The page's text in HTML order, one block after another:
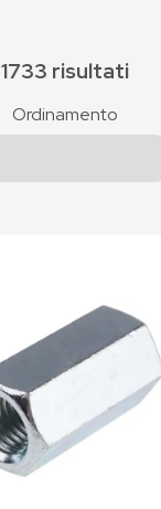
1733 risultati
Ordinamento